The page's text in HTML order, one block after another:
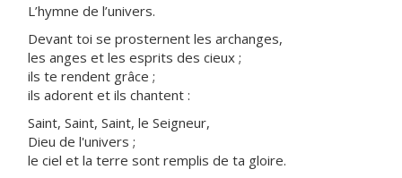
L’hymne de l’univers.
Devant toi se prosternent les archanges,
les anges et les esprits des cieux ;
ils te rendent grâce ;
ils adorent et ils chantent :
Saint, Saint, Saint, le Seigneur,
Dieu de l'univers ;
le ciel et la terre sont remplis de ta gloire.